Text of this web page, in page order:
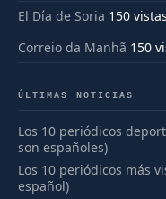
El Día de Soria 150 vistas
Correio da Manhã 150
ÚLTIMAS NOTICIAS
Los 10 periódicos
son españoles)
Los 10 periódicos más
español)